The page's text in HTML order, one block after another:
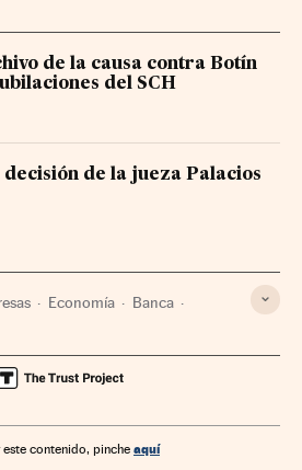
de la causa contra Botín
del SCH
de la jueza Palacios
Economía Banca
contenido, pinche aquí